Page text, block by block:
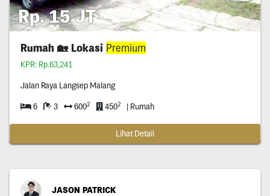
Rp. 15 JT
Rumah 🏡 Lokasi Premium
KPR: Rp.63,241
Jalan Raya Langsep Malang
6 3 6002 4502 | Rumah
Lihat Detail
JASON PATRICK